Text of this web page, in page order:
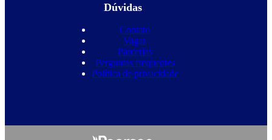
Dúvidas
Contato
Vagas
Parcerias
Perguntas frequentes
Política de privacidade